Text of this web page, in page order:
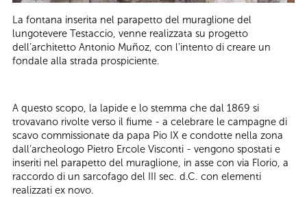
La fontana inserita nel parapetto del muraglione del
lungotevere Testaccio, venne realizzata su progetto
dell’architetto Antonio Muñoz, con l’intento di creare un
fondale alla strada prospiciente.
A questo scopo, la lapide e lo stemma che dal 1869 si
trovavano rivolte verso il fiume - a celebrare le campagne di
scavo commissionate da papa Pio IX e condotte nella zona
dall’archeologo Pietro Ercole Visconti - vengono spostati e
inseriti nel parapetto del muraglione, in asse con via Florio, a
raccordo di un sarcofago del III sec. d.C. con elementi
realizzati ex novo.